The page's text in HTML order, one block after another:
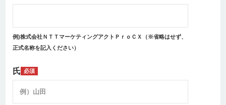
例)株式会社ＮＴＴマーケティングアクトＰｒｏＣＸ（※省略はせず、
正式名称を記入ください）
氏 必須